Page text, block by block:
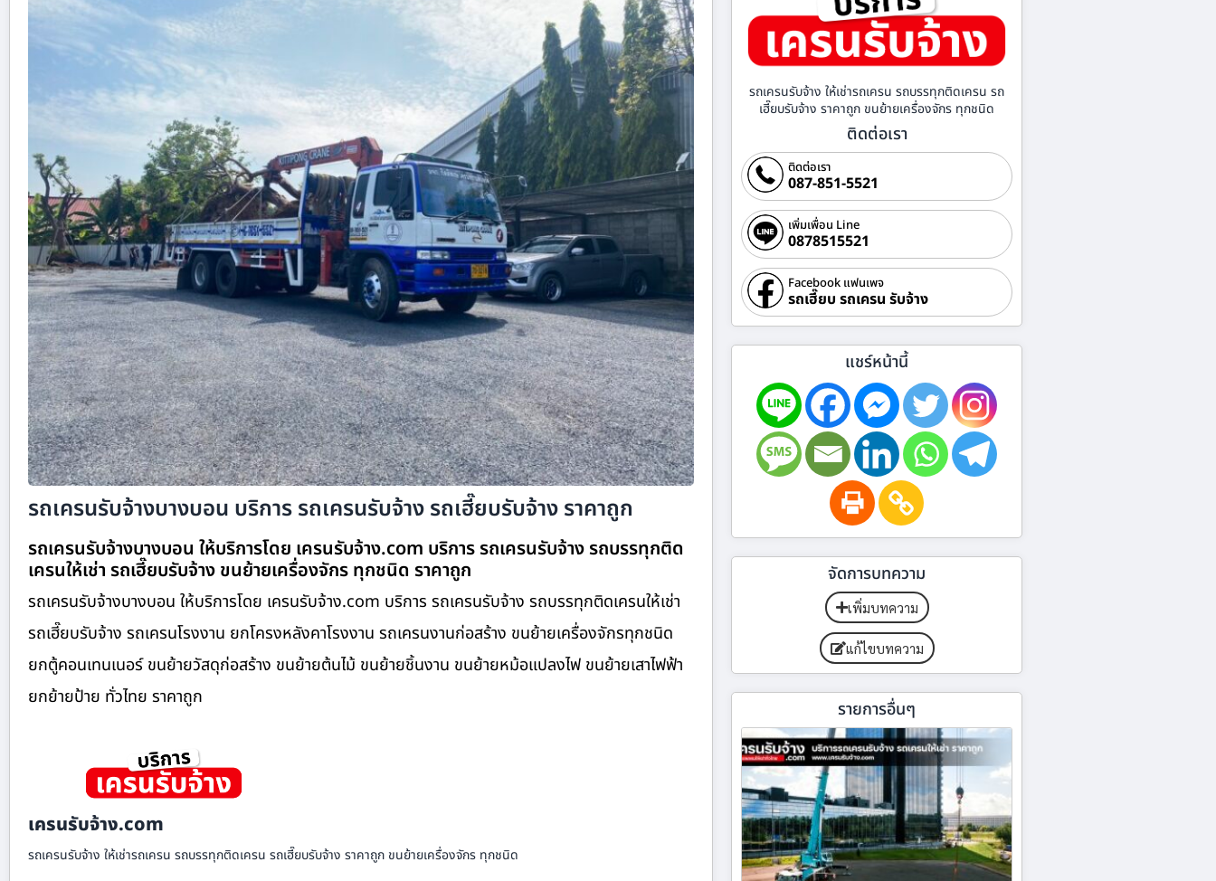
รถเครนรับจ้างบางบอน บริการ รถเครนรับจ้าง รถเฮี๊ยบรับจ้าง ราคาถูก
รถเครนรับจ้างบางบอน ให้บริการโดย เครนรับจ้าง.com บริการ รถเครนรับจ้าง รถบรรทุกติด
เครนให้เช่า รถเฮี๊ยบรับจ้าง ขนย้ายเครื่องจักร ทุกชนิด ราคาถูก
รถเครนรับจ้างบางบอน ให้บริการโดย เครนรับจ้าง.com บริการ รถเครนรับจ้าง รถบรรทุกติดเครนให้เช่า
รถเฮี๊ยบรับจ้าง รถเครนโรงงาน ยกโครงหลังคาโรงงาน รถเครนงานก่อสร้าง ขนย้ายเครื่องจักรทุกชนิด
ยกตู้คอนเทนเนอร์ ขนย้ายวัสดุก่อสร้าง ขนย้ายต้นไม้ ขนย้ายชิ้นงาน ขนย้ายหม้อแปลงไฟ ขนย้ายเสาไฟฟ้า
ยกย้ายป้าย ทั่วไทย ราคาถูก
เครนรับจ้าง.com
รถเครนรับจ้าง ให้เช่ารถเครน รถบรรทุกติดเครน รถเฮี๊ยบรับจ้าง ราคาถูก ขนย้ายเครื่องจักร ทุกชนิด
รถเครนรับจ้าง ให้เช่ารถเครน รถบรรทุกติดเครน รถ
เฮี๊ยบรับจ้าง ราคาถูก ขนย้ายเครื่องจักร ทุกชนิด
ติดต่อเรา
ติดต่อเรา
087-851-5521
เพิ่มเพื่อน Line
0878515521
Facebook แฟนเพจ
รถเฮี๊ยบ รถเครน รับจ้าง
แชร์หน้านี้
จัดการบทความ
เพิ่มบทความ
แก้ไขบทความ
รายการอื่นๆ